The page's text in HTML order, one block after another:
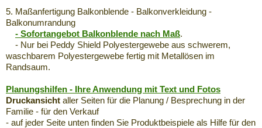
5. Maßanfertigung Balkonblende - Balkonverkleidung -
Balkonumrandung
- Sofortangebot Balkonblende nach Maß.
- Nur bei Peddy Shield Polyestergewebe aus schwerem,
waschbarem Polyestergewebe fertig mit Metallösen im
Randsaum.
Planungshilfen - Ihre Anwendung mit Text und Fotos
Druckansicht aller Seiten für die Planung / Besprechung in der
Familie - für den Verkauf
- auf jeder Seite unten finden Sie Produktbeispiele als Hilfe für den